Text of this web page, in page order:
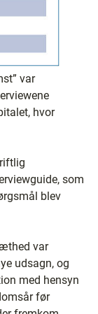
var
hvor
som
blev
var
udsagn, og
med hensyn
før